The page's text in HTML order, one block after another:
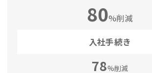
80%削減
入社手続き
78%削減